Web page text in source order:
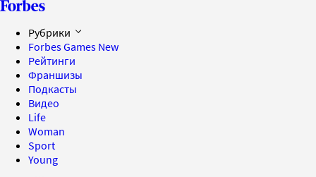
Рубрики
Forbes Games New
Рейтинги
Франшизы
Подкасты
Видео
Life
Woman
Sport
Young